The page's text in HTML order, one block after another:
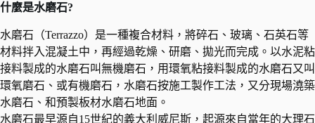
什麼是水磨石?
水磨石（Terrazzo）是一種複合材料，將碎石、玻璃、石英石等
材料拌入混凝土中，再經過乾燥、研磨、拋光而完成。以水泥粘
接料製成的水磨石叫無機磨石，用環氧粘接料製成的水磨石又叫
環氧磨石、或有機磨石，水磨石按施工製作工法，又分現場澆築
水磨石、和預製板材水磨石地面。
水磨石最早源自15世紀的義大利威尼斯，起源來自當年的大理石